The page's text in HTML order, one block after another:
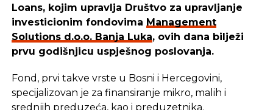
Cilj u Management Solutions -u ostaje isti: da
budemo pouzdan partner onima koji stvaraju,
razvijaju i unaprjeđuju našu zajednicu. Zato
nastavljaju istim putem — jer kada ulažu u ljude i
Loans, kojim upravlja Društvo za upravljanje
investicionim fondovima Management
Solutions d.o.o. Banja Luka, ovih dana bilježi
prvu godišnjicu uspješnog poslovanja.
Fond, prvi takve vrste u Bosni i Hercegovini,
specijalizovan je za finansiranje mikro, malih i
srednjih preduzeća, kao i preduzetnika.